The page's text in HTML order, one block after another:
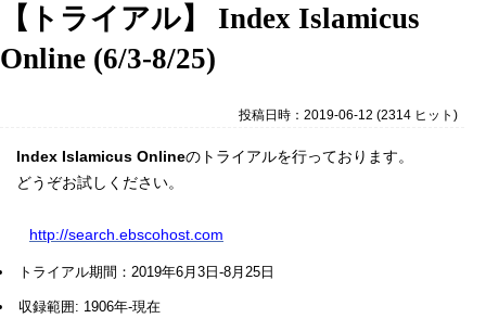
【トライアル】 Index Islamicus
Online (6/3-8/25)
投稿日時：2019-06-12 (2314 ヒット )
Index Islamicus Onlineのトライアルを行っております。
どうぞお試しください。
http://search.ebscohost.com
トライアル期間：2019年6月3日-8月25日
収録範囲: 1906年-現在